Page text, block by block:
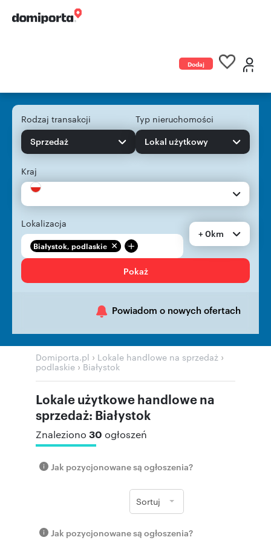
Dodaj
Rodzaj transakcji
Sprzedaż
Typ nieruchomości
Lokal użytkowy
Kraj
Lokalizacja
Białystok, podlaskie +
+ 0km
Pokaż
Powiadom o nowych ofertach
Domiporta.pl › Lokale handlowe na sprzedaż ›
podlaskie ›Białystok
Lokale użytkowe handlowe na
sprzedaż: Białystok
Znaleziono 30 ogłoszeń
Jak pozycjonowane są ogłoszenia?
Sortuj
Jak pozycjonowane są ogłoszenia?